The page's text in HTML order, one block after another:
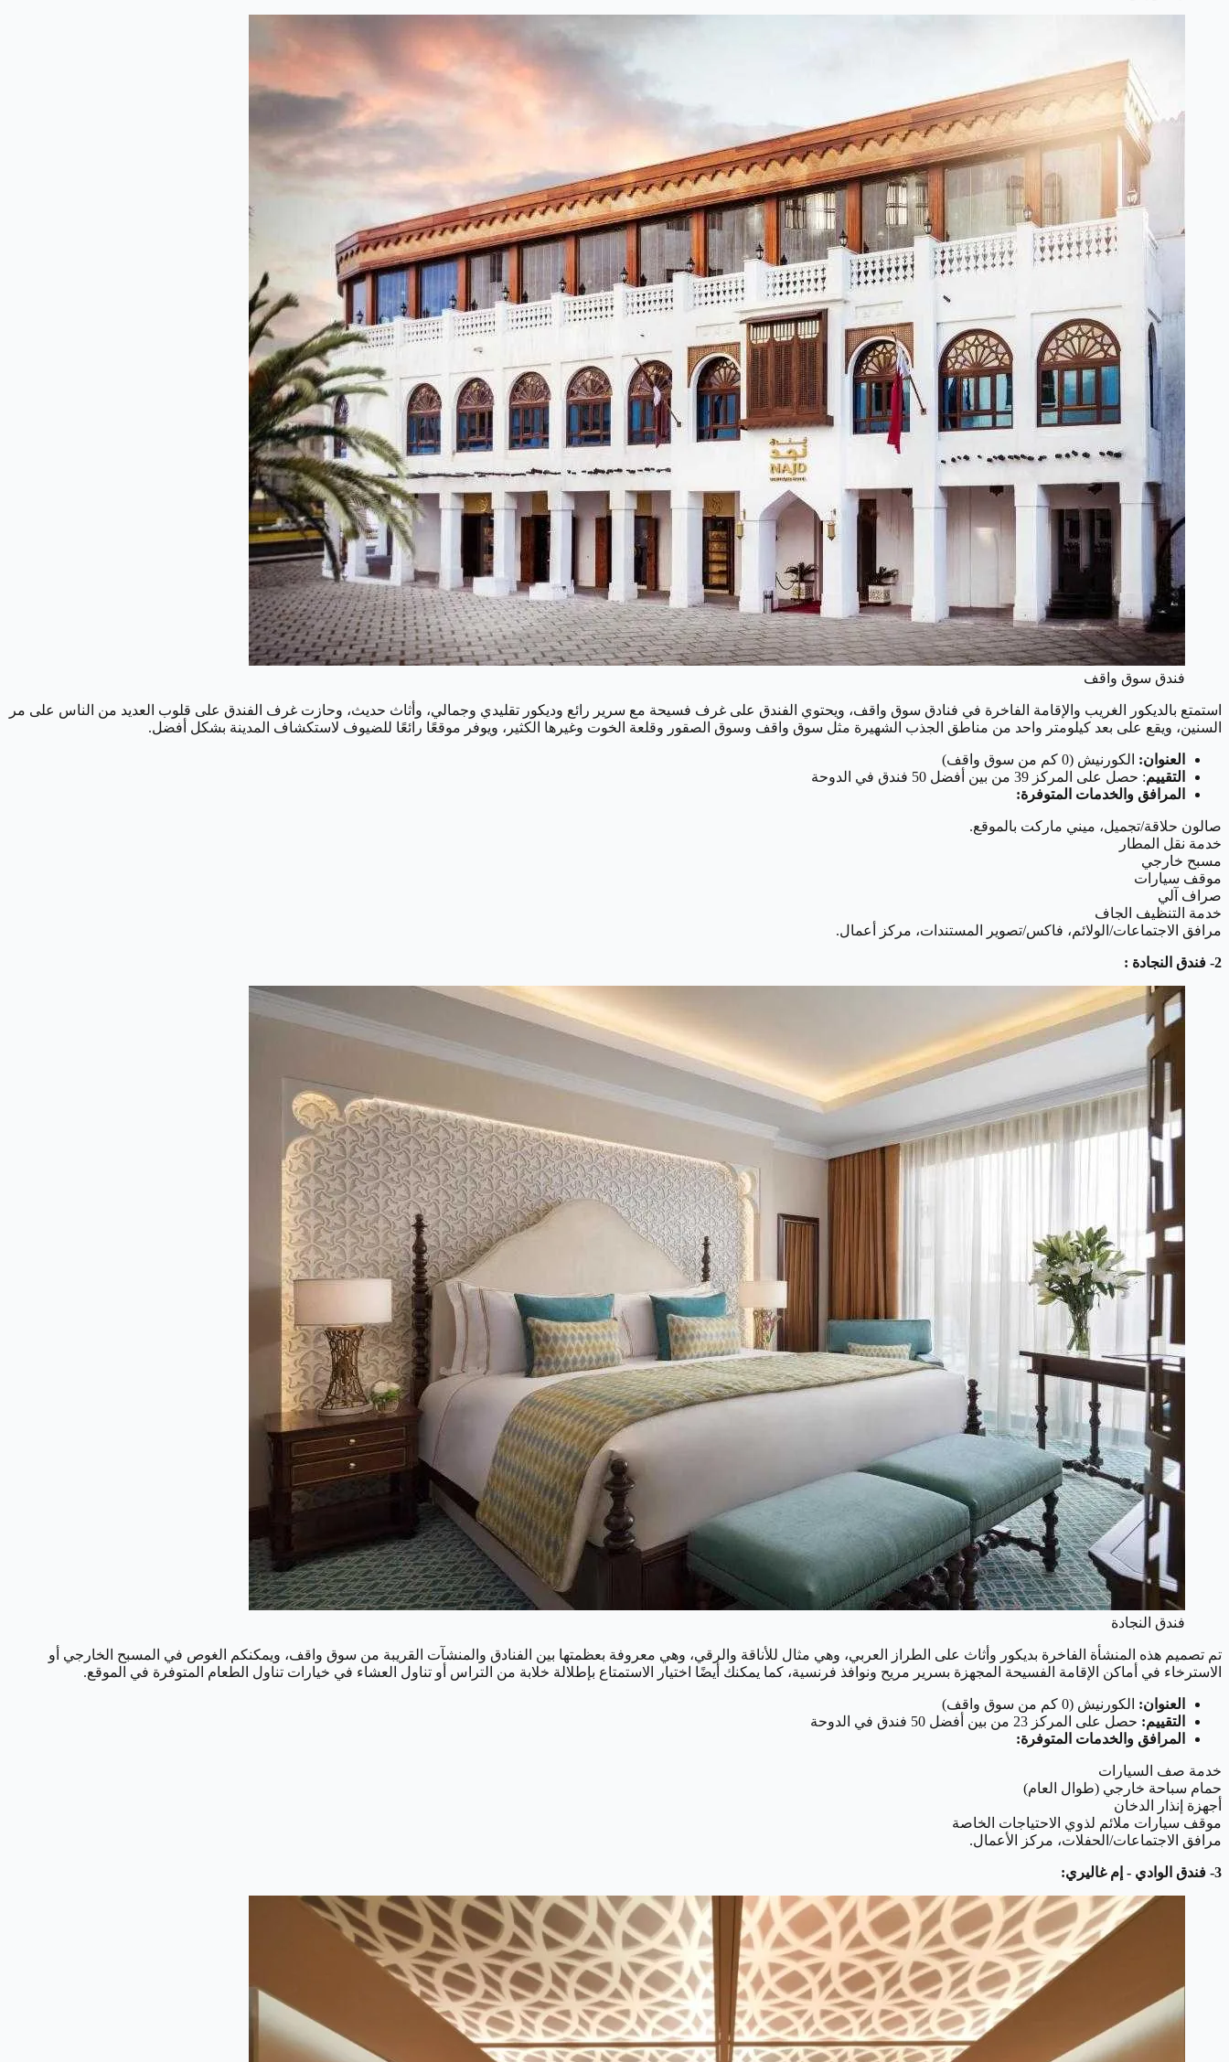
فندق سوق واقف
استمتع بالديكور الغريب والإقامة الفاخرة في فنادق سوق واقف، ويحتوي الفندق على غرف فسيحة مع سرير رائع وديكور تقليدي وجمالي، وأثاث حديث، وحازت غرف الفندق على قلوب العديد من الناس على مر
السنين، ويقع على بعد كيلومتر واحد من مناطق الجذب الشهيرة مثل سوق واقف وسوق الصقور وقلعة الخوت وغيرها الكثير، ويوفر موقعًا رائعًا للضيوف لاستكشاف المدينة بشكل أفضل.
العنوان: الكورنيش (0 كم من سوق واقف)
التقييم: حصل على المركز 39 من بين أفضل 50 فندق في الدوحة
المرافق والخدمات المتوفرة:
صالون حلاقة/تجميل، ميني ماركت بالموقع.
خدمة نقل المطار
مسبح خارجي
موقف سيارات
صراف آلي
خدمة التنظيف الجاف
مرافق الاجتماعات/الولائم، فاكس/تصوير المستندات، مركز أعمال.
2- فندق النجادة :
فندق النجادة
تم تصميم هذه المنشأة الفاخرة بديكور وأثاث على الطراز العربي، وهي مثال للأناقة والرقي، وهي معروفة بعظمتها بين الفنادق والمنشآت القريبة من سوق واقف، ويمكنكم الغوص في المسبح الخارجي أو
الاسترخاء في أماكن الإقامة الفسيحة المجهزة بسرير مريح ونوافذ فرنسية، كما يمكنك أيضًا اختيار الاستمتاع بإطلالة خلابة من التراس أو تناول العشاء في خيارات تناول الطعام المتوفرة في الموقع.
العنوان: الكورنيش (0 كم من سوق واقف)
التقييم: حصل على المركز 23 من بين أفضل 50 فندق في الدوحة
المرافق والخدمات المتوفرة:
خدمة صف السيارات
حمام سباحة خارجي (طوال العام)
أجهزة إنذار الدخان
موقف سيارات ملائم لذوي الاحتياجات الخاصة
مرافق الاجتماعات/الحفلات، مركز الأعمال.
3- فندق الوادي - إم غاليري: